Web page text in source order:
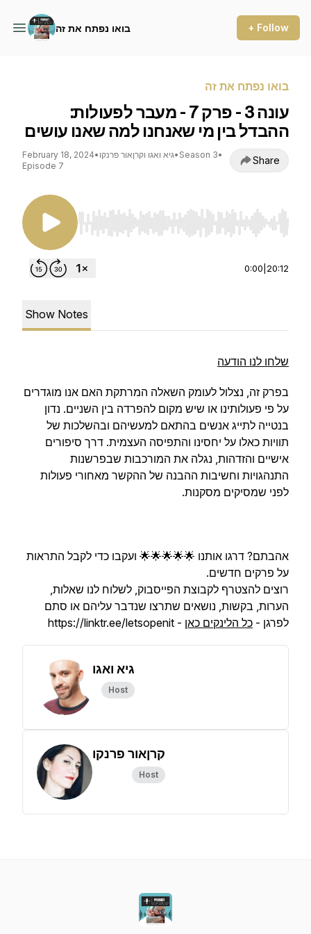
בואו נפתח את זה + Follow
בואו נפתח את זה
עונה 3 - פרק 7 - מעבר לפעולות:
ההבדל בין מי שאנחנו למה שאנו עושים
February 18, 2024• גיא ואגו וקרןאור פרנקו• Season 3•
Episode 7
Share
Use Left/Right to seek, Home/End to jump to
0:00 20:12
Show Notes
שלחו לנו הודעה
בפרק זה, נצלול לעומק השאלה המרתקת האם אנו מוגדרים
על פי פעולותינו או שיש מקום להפרדה בין השניים. נדון
בנטייה לתייג אנשים בהתאם למעשיהם ובהשלכות של
תוויות כאלו על יחסינו והתפיסה העצמית. דרך סיפורים
אישיים והזדהות, נגלה את המורכבות שבפרשנות
התנהגויות וחשיבות ההבנה של ההקשר מאחורי פעולות
לפני שמסיקים מסקנות.
אהבתם? דרגו אותנו 🌟🌟🌟🌟🌟 ועקבו כדי לקבל התראות
על פרקים חדשים.
רוצים להצטרף לקבוצת הפייסבוק, לשלוח לנו שאלות,
הערות, בקשות, נושאים שתרצו שנדבר עליהם או סתם
לפרגן - כל הלינקים כאן - https://linktr.ee/letsopenit
גיא ואגו
Host
קרןאור פרנקו
Host